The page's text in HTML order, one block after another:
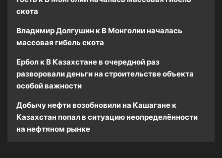
скота
Владимир Долгушин к В Монголии началась
массовая гибель скота
Ербол к В Казахстане в очередной раз
разворовали деньги на строительстве объекта
особой важности
Добычу нефти возобновили на Кашагане к
Казахстан попал в ситуацию неопределённости
на нефтяном рынке